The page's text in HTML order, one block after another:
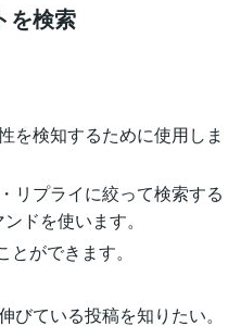
を検索
を検知するために使用しま
リプライに絞って検索する
ドを使います。
ができます。
びている投稿を知りたい。